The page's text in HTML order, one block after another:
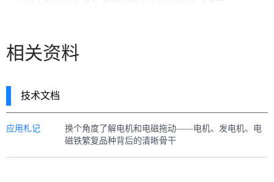
相关资料
技术文档
应用札记
换个角度了解电机和电磁拖动——电机、发电机、电
磁铁繁复品种背后的清晰骨干